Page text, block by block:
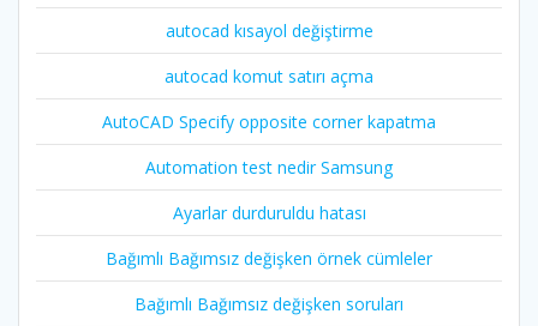
autocad kısayol değiştirme
autocad komut satırı açma
AutoCAD Specify opposite corner kapatma
Automation test nedir Samsung
Ayarlar durduruldu hatası
Bağımlı Bağımsız değişken örnek cümleler
Bağımlı Bağımsız değişken soruları